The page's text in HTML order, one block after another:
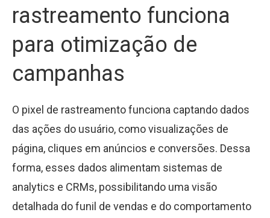
rastreamento funciona
para otimização de
campanhas
O pixel de rastreamento funciona captando dados
das ações do usuário, como visualizações de
página, cliques em anúncios e conversões. Dessa
forma, esses dados alimentam sistemas de
analytics e CRMs, possibilitando uma visão
detalhada do funil de vendas e do comportamento